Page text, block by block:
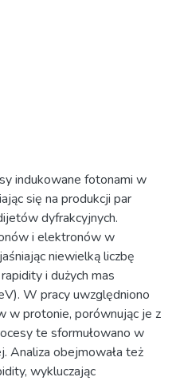
indukowane fotonami w
się na produkcji par
dyfrakcyjnych.
i elektronów w
niewielką liczbę
i dużych mas
W pracy uwzględniono
w protonie, porównując je z
te sformułowano w
Analiza obejmowała też
wykluczając